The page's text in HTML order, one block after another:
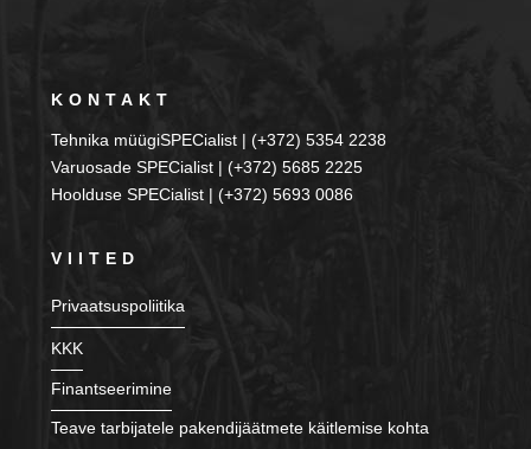
KONTAKT
Tehnika müügiSPECialist | (+372) 5354 2238
Varuosade SPECialist | (+372) 5685 2225
Hoolduse SPECialist | (+372) 5693 0086
VIITED
Privaatsuspoliitika
KKK
Finantseerimine
Teave tarbijatele pakendijäätmete käitlemise kohta